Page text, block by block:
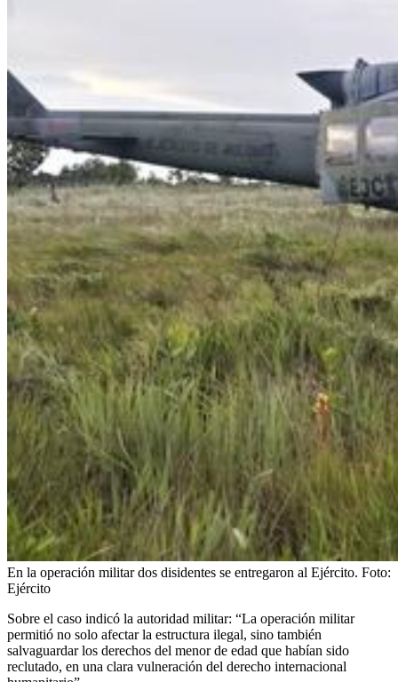
En la operación militar dos disidentes se entregaron al Ejército. Foto:
Ejército
Sobre el caso indicó la autoridad militar: “La operación militar
permitió no solo afectar la estructura ilegal, sino también
salvaguardar los derechos del menor de edad que habían sido
reclutado, en una clara vulneración del derecho internacional